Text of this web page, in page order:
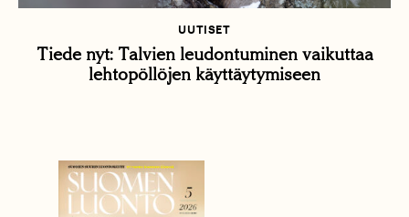
UUTISET
Tiede nyt: Talvien leudontuminen vaikuttaa
lehtopöllöjen käyttäytymiseen